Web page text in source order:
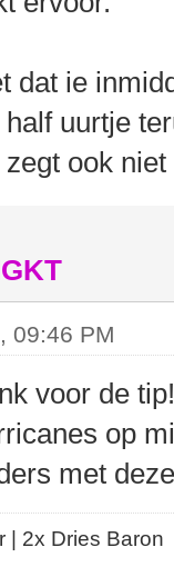
dat ie
half uurtje
ook
09:46 PM
voor de
op
met
| 2x Dries Baron